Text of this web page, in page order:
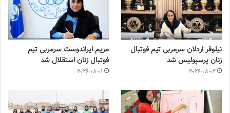
نیلوفر اردلان سرمربی تیم فوتبال
زنان پرسپولیس شد
2026-08-02
مریم ایراندوست سرمربی تیم
فوتبال زنان استقلال شد
2026-08-01